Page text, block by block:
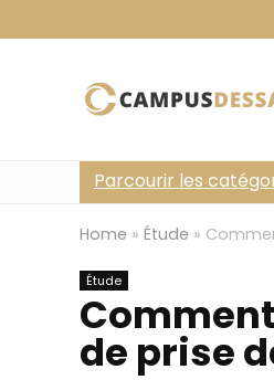
Parcourir les
Home » Étude »
Étude
de prise